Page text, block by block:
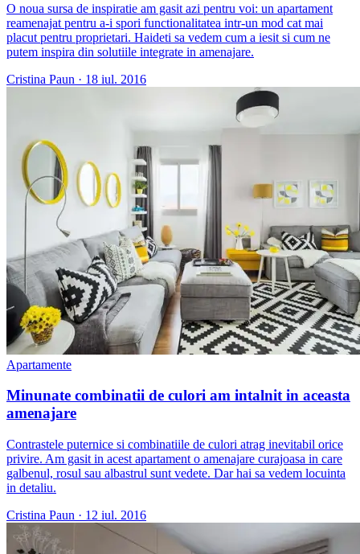
O noua sursa de inspiratie am gasit azi pentru voi: un apartament
reamenajat pentru a-i spori functionalitatea intr-un mod cat mai
placut pentru proprietari. Haideti sa vedem cum a iesit si cum ne
putem inspira din solutiile integrate in amenajare.
Cristina Paun · 18 iul. 2016
Apartamente
Minunate combinatii de culori am intalnit in aceasta
amenajare
Contrastele puternice si combinatiile de culori atrag inevitabil orice
privire. Am gasit in acest apartament o amenajare curajoasa in care
galbenul, rosul sau albastrul sunt vedete. Dar hai sa vedem locuinta
in detaliu.
Cristina Paun · 12 iul. 2016